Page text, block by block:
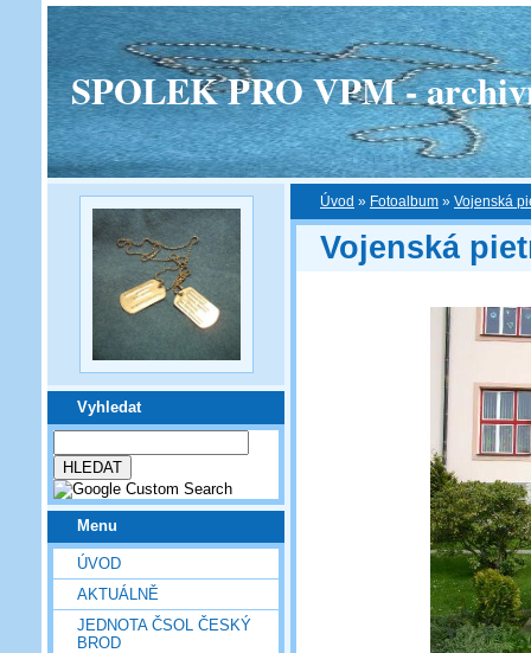
SPOLEK PRO VPM -
Vyhledat
Menu
ÚVOD
AKTUÁLNĚ
JEDNOTA ČSOL ČESKÝ
BROD
Úvod » Fotoalbum » Vojenská
Vojenská